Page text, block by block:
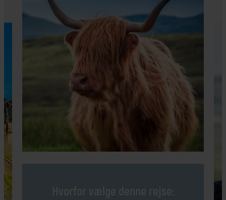
Hvorfor vælge denne rejse: